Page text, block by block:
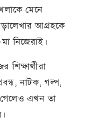
মেনে
আগ্রহকে
নিজেরাই।
শিক্ষার্থীরা
নাটক, গল্প,
গেলেও এখন তা